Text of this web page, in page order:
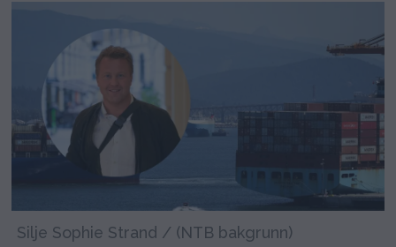
Silje Sophie Strand / (NTB bakgrunn)